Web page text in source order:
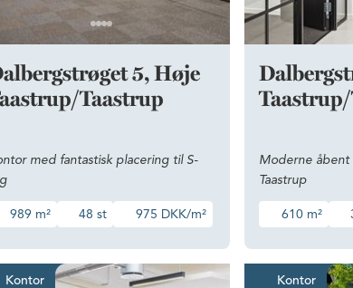
5, Høje
Taastrup
med fantastisk placering til S-
989 m² 48 st 975 DKK/m²
Moderne åbent
Taastrup
610 m²
i Carlsberg ByenModerne og stilfuldt kontor i rolige
Kontor Kontor